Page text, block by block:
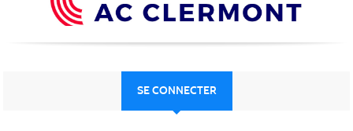
SE CONNECTER